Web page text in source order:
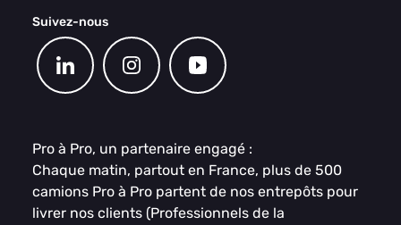
Suivez-nous
Pro à Pro, un partenaire engagé :
Chaque matin, partout en France, plus de 500
camions Pro à Pro partent de nos entrepôts pour
livrer nos clients (Professionnels de la